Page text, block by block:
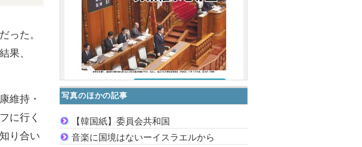
った。
果、
維持・
に行く
り合い
写真のほかの記事
【韓国紙】委員会共和国
音楽に国境はないーイスラエルから